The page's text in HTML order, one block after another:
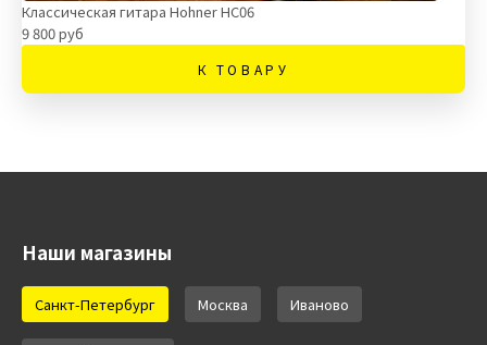
Классическая гитара Hohner HC06
9 800 руб
К ТОВАРУ
Наши магазины
Санкт-Петербург Москва Иваново